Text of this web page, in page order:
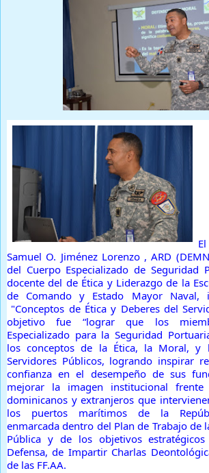
Samuel O. Jiménez Lorenzo , ARD
del Cuerpo Especializado de Seguridad
docente del de Ética y Liderazgo de la
de Comando y Estado Mayor Naval,
"Conceptos de Ética y Deberes del
objetivo fue “lograr que los
Especializado para la Seguridad
los conceptos de la Ética, la Moral, y
Servidores Públicos, logrando inspirar
confianza en el desempeño de sus
mejorar la imagen institucional
dominicanos y extranjeros que
los puertos marítimos de la
enmarcada dentro del Plan de Trabajo de
Pública y de los objetivos
Defensa, de Impartir Charlas
de las FF.AA.